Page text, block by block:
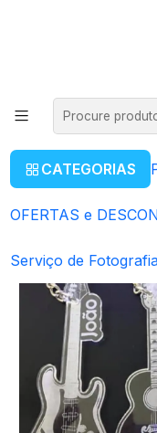
CATEGORIAS
OFERTAS e
Serviço de
Artigos